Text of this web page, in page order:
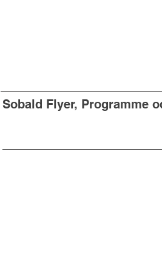
Sobald Flyer, Programme